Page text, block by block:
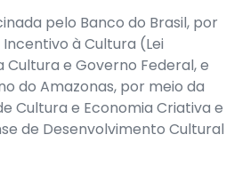
pelo Banco do Brasil, por
à Cultura (Lei
Cultura e Governo Federal, e
do Amazonas, por meio da
Cultura e Economia Criativa e
de Desenvolvimento Cultural